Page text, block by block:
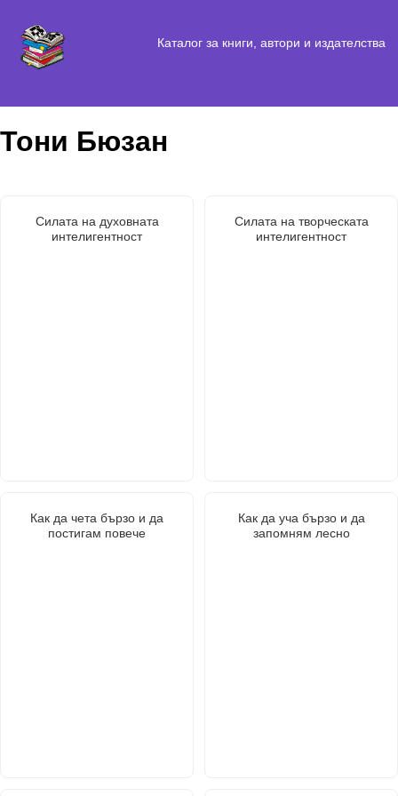
Каталог за книги, автори и издателства
Тони Бюзан
Силата на духовната
интелигентност
Силата на творческата
интелигентност
Как да чета бързо и да
постигам повече
Как да уча бързо и да
запомням лесно